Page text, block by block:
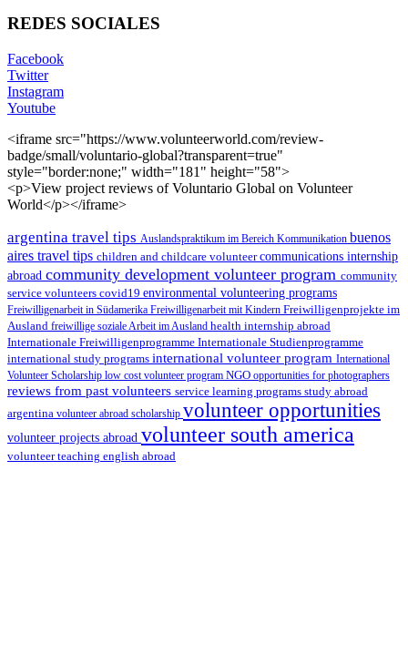
REDES SOCIALES
Facebook
Twitter
Instagram
Youtube
<iframe src="https://www.volunteerworld.com/review-
badge/small/voluntario-global?transparent=true"
style="border:none;" width="181" height="58">
<p>View project reviews of Voluntario Global on Volunteer
World</p></iframe>
argentina travel tips Auslandspraktikum im Bereich Kommunikation buenos
aires travel tips children and childcare volunteercommunications internship
abroad community development volunteer program community
service volunteers covid19 environmental volunteering programs
Freiwilligenarbeit in Südamerika Freiwilligenarbeit mit Kindern Freiwilligenprojekte im
Ausland freiwillige soziale Arbeit im Ausland health internship abroad
Internationale Freiwilligenprogramme Internationale Studienprogramme
international study programs international volunteer program International
Volunteer Scholarship low cost volunteer program NGO opportunities for photographers
reviews from past volunteers service learning programs study abroad
argentina volunteer abroad scholarship volunteer opportunities
volunteer projects abroad volunteer south america
volunteer teaching english abroad